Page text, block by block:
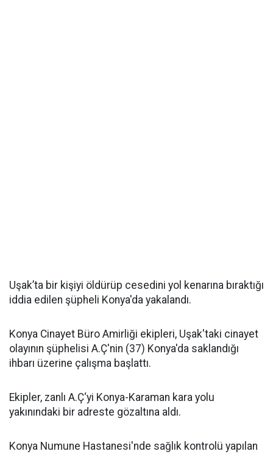
Uşak’ta bir kişiyi öldürüp cesedini yol kenarına bıraktığı
iddia edilen şüpheli Konya'da yakalandı.
Konya Cinayet Büro Amirliği ekipleri, Uşak'taki cinayet
olayının şüphelisi A.Ç'nin (37) Konya'da saklandığı
ihbarı üzerine çalışma başlattı.
Ekipler, zanlı A.Ç‘yi Konya-Karaman kara yolu
yakınındaki bir adreste gözaltına aldı.
Konya Numune Hastanesi'nde sağlık kontrolü yapılan